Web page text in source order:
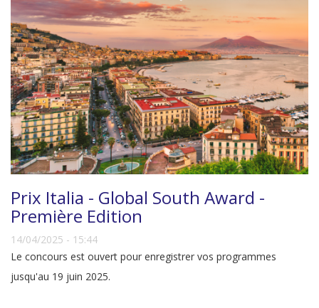
Prix Italia - Global South Award -
Première Edition
14/04/2025 - 15:44
Le concours est ouvert pour enregistrer vos programmes
jusqu'au 19 juin 2025.